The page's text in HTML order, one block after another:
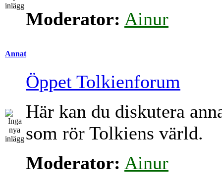
Moderator: Ainur
Annat
Öppet Tolkienforum
Här kan du diskutera
som rör Tolkiens värld.
Moderator: Ainur